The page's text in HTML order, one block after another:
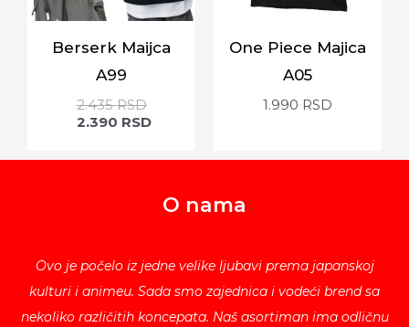
Berserk Maijca
A99
2.435RSD
2.390 RSD
One Piece Majica
A05
1.990 RSD
O nama
Ovo je počelo iz jedne velike ljubavi prema japanskoj
kulturi i animeu. Sada smo zajednica i vodeći brend sa
nekoliko različitih koncepata. Naš asortiman ima odličnu